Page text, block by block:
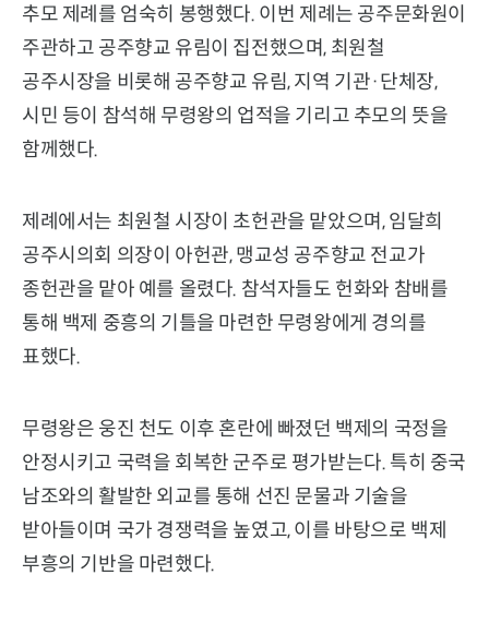
추모 제례를 엄숙히 봉행했다. 이번 제례는 공주문화원이
주관하고 공주향교 유림이 집전했으며, 최원철
공주시장을 비롯해 공주향교 유림, 지역 기관·단체장,
시민 등이 참석해 무령왕의 업적을 기리고 추모의 뜻을
함께했다.
제례에서는 최원철 시장이 초헌관을 맡았으며, 임달희
공주시의회 의장이 아헌관, 맹교성 공주향교 전교가
종헌관을 맡아 예를 올렸다. 참석자들도 헌화와 참배를
통해 백제 중흥의 기틀을 마련한 무령왕에게 경의를
표했다.
무령왕은 웅진 천도 이후 혼란에 빠졌던 백제의 국정을
안정시키고 국력을 회복한 군주로 평가받는다. 특히 중국
남조와의 활발한 외교를 통해 선진 문물과 기술을
받아들이며 국가 경쟁력을 높였고, 이를 바탕으로 백제
부흥의 기반을 마련했다.